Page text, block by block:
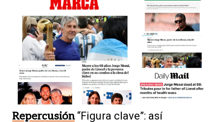
Repercusión “Figura clave”: así